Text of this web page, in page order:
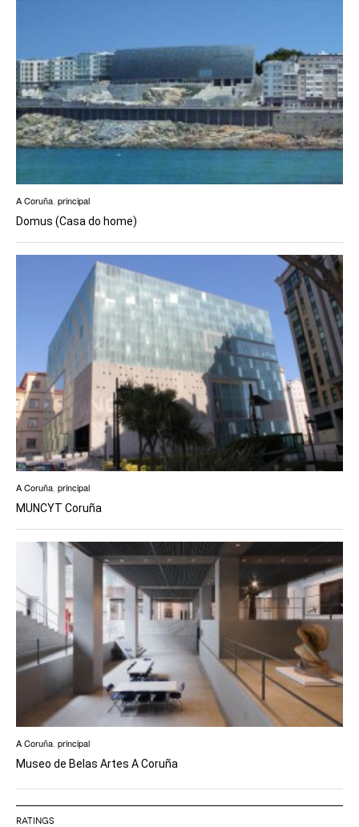
A Coruña principal
Domus (Casa do home)
A Coruña, principal
MUNCYT Coruña
A Coruña principal
Museo de Belas Artes A Coruña
RATINGS